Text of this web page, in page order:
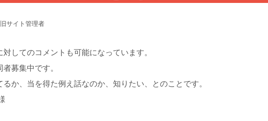
旧サイト管理者
してのコメントも可能になっています。
募集中です。
か、当を得た例え話なのか、知りたい、とのことです。